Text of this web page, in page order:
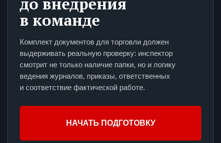
в команде
Комплект документов для торговли должен
выдерживать реальную проверку: инспектор
смотрит не только наличие папки, но и логику
ведения журналов, приказы, ответственных
и соответствие фактической работе.
НАЧАТЬ ПОДГОТОВКУ